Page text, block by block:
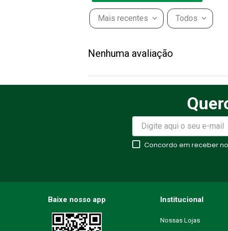
Avalie o produto de 1 a 5
★★
Seu nome
Endereço de email
Mais recentes Todos
Nenhuma avaliação
Concordo em receber
Baixe nosso app Institucional
Nossas Lojas